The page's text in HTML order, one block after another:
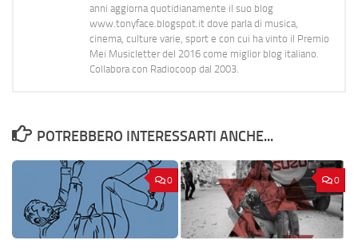
anni aggiorna quotidianamente il suo blog
www.tonyface.blogspot.it dove parla di musica,
cinema, culture varie, sport e con cui ha vinto il Premio
Mei Musicletter del 2016 come miglior blog italiano.
Collabora con Radiocoop dal 2003.
POTREBBERO INTERESSARTI ANCHE...
0 0